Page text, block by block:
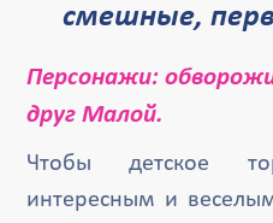
смешные,
Персонажи:
друг Малой.
Чтобы детское
интересным и